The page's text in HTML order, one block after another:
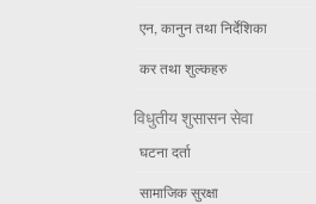
एन, कानुन तथा निर्देशिका
कर तथा शुल्कहरु
विधुतीय शुसासन सेवा
घटना दर्ता
सामाजिक सुरक्षा